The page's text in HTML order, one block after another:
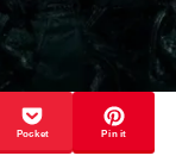
Pocket Pin it